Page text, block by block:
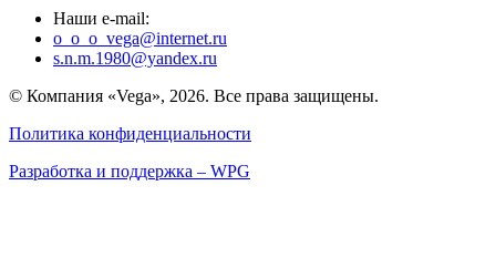
Наши e-mail:
o_o_o_vega@internet.ru
s.n.m.1980@yandex.ru
© Компания «Vega», 2026. Все права защищены.
Политика конфиденциальности
Разработка и поддержка – WPG